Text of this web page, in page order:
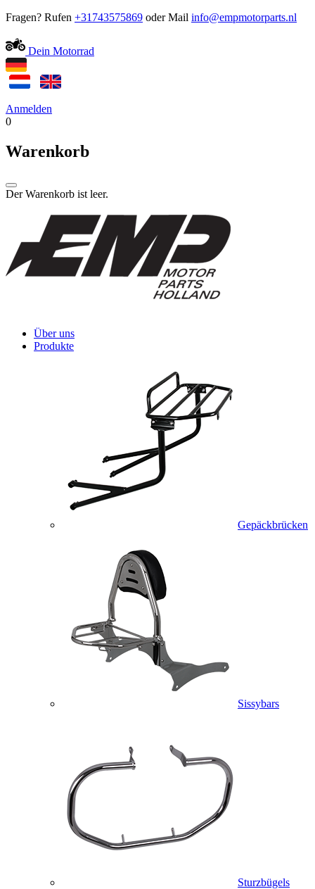
Fragen? Rufen +31743575869 oder Mail
Dein Motorrad
Anmelden
0
Warenkorb
Der Warenkorb ist leer.
Über uns
Produkte
Gepäckbrücken
Sissybars
Sturzbügels